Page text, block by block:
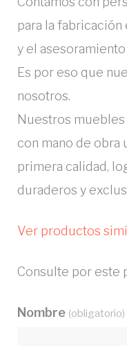
para la
y el
Es por eso que
nosotros.
Nuestros
con mano de obra
primera calidad,
duraderos y
Ver productos
Consulte por este
Nombre (obligatorio)